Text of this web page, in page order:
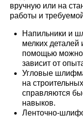
вручную или на
работы и
Напильники и
мелких
помощью можно
зависит от
Угловые
на
справляются
навыков.
Ленточно-